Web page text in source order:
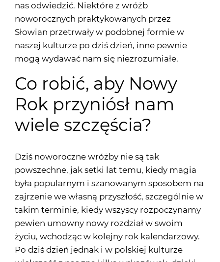
nas odwiedzić. Niektóre z wróżb
noworocznych praktykowanych przez
Słowian przetrwały w podobnej formie w
naszej kulturze po dziś dzień, inne pewnie
mogą wydawać nam się niezrozumiałe.
Co robić, aby Nowy
Rok przyniósł nam
wiele szczęścia?
Dziś noworoczne wróżby nie są tak
powszechne, jak setki lat temu, kiedy magia
była popularnym i szanowanym sposobem na
zajrzenie we własną przyszłość, szczególnie w
takim terminie, kiedy wszyscy rozpoczynamy
pewien umowny nowy rozdział w swoim
życiu, wchodząc w kolejny rok kalendarzowy.
Po dziś dzień jednak i w polskiej kulturze